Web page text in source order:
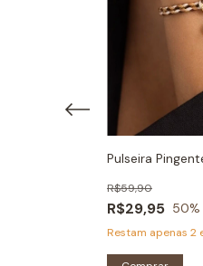
Pulseira
R$29,95
R$59,90
50%
Restam apenas 2